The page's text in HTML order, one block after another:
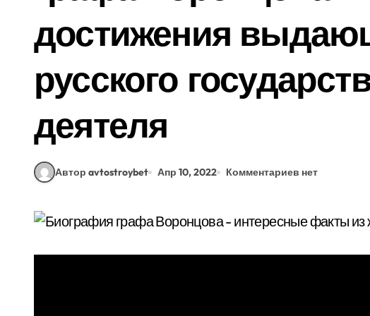
достижения
русского
деятеля
Автор avtostroybet Апр 10, 2022 Комментариев нет